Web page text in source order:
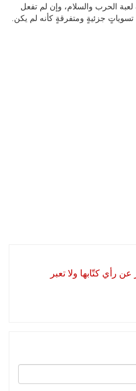
الحرب والسلام، وإن لم تفعل
جزئيةٍ ومتفرقةٍ كأنه لم يكن.
رأي كتّابها ولا تعبر